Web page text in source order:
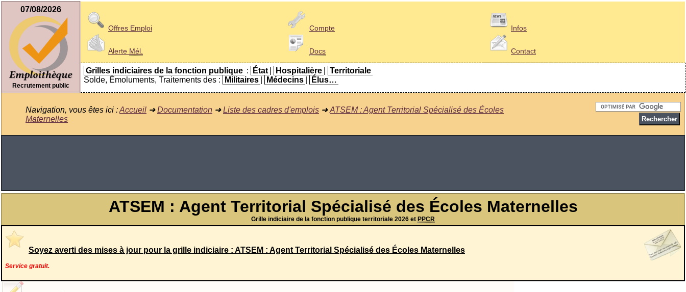
07/08/2026
Recrutement public
Offres Emploi
Alerte Mél.
Compte
Docs
Infos
Contact
Grilles indiciaires de la fonction publique : État Hospitalière
Territoriale
Solde, Émoluments, Traitements des :
Militaires Médecins Élus…
Navigation, vous êtes ici :Accueil ➜Documentation ➜Liste des cadres d'emplois ➜ATSEM : Agent Territorial Spécialisé des Écoles
Maternelles
ATSEM : Agent Territorial Spécialisé des Écoles Maternelles
Grille indiciaire de la fonction publique territoriale 2026 et PPCR
Soyez averti des mises à jour pour la grille indiciaire : ATSEM : Agent Territorial Spécialisé des Écoles Maternelles
Service gratuit.